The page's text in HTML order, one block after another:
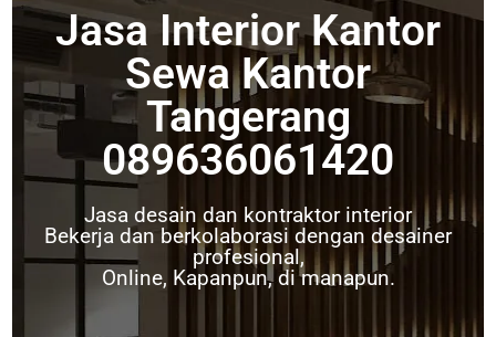
September 20, 2023|No Comments
Jasa Interior Kantor
Sewa Kantor
Tangerang
089636061420
Jasa desain dan kontraktor interior
Bekerja dan berkolaborasi dengan desainer
profesional,
Online, Kapanpun, di manapun.